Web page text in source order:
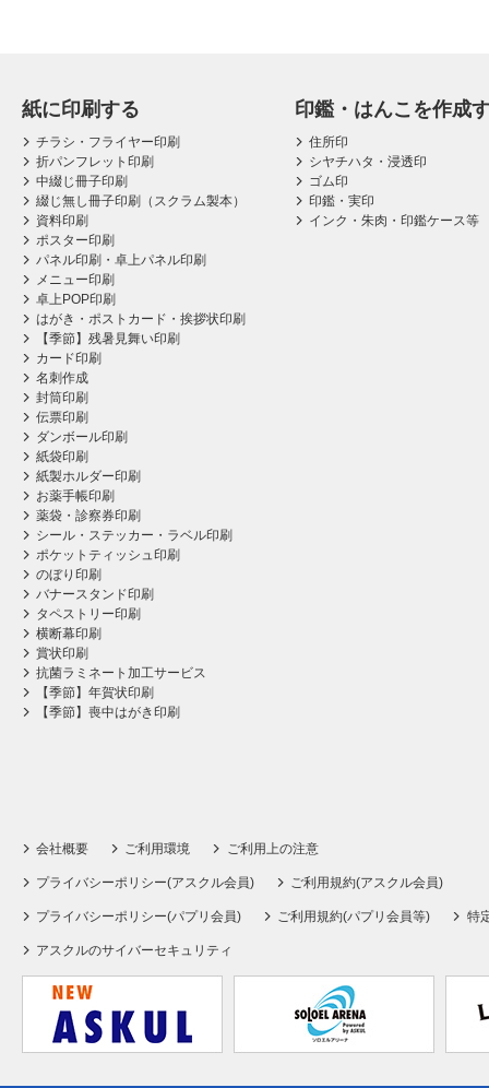
紙に印刷する
チラシ・フライヤー印刷
折パンフレット印刷
中綴じ冊子印刷
綴じ無し冊子印刷（スクラム製本）
資料印刷
ポスター印刷
パネル印刷・卓上パネル印刷
メニュー印刷
卓上POP印刷
はがき・ポストカード・挨拶状印刷
【季節】残暑見舞い印刷
カード印刷
名刺作成
封筒印刷
伝票印刷
ダンボール印刷
紙袋印刷
紙製ホルダー印刷
お薬手帳印刷
薬袋・診察券印刷
シール・ステッカー・ラベル印刷
ポケットティッシュ印刷
のぼり印刷
バナースタンド印刷
タペストリー印刷
横断幕印刷
賞状印刷
抗菌ラミネート加工サービス
【季節】年賀状印刷
【季節】喪中はがき印刷
印鑑・はんこを作成
住所印
シヤチハタ・浸透印
ゴム印
印鑑・実印
インク・朱肉・印鑑ケース等
会社概要 ご利用環境 ご利用上の注意
プライバシーポリシー(アスクル会員) ご利用規約(アスクル会員)
プライバシーポリシー(パプリ会員) ご利用規約(パプリ会員等) 特
アスクルのサイバーセキュリティ